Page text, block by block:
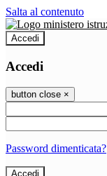
Salta al contenuto
Accedi
Accedi
button close ×
Password dimenticata?